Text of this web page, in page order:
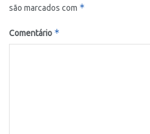
são marcados com *
Comentário *